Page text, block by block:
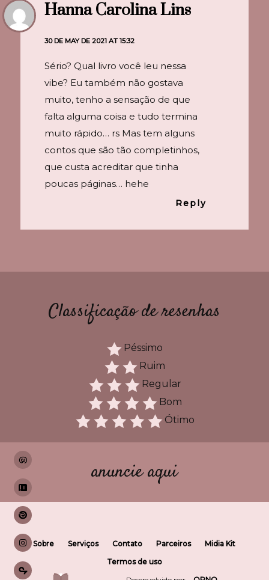
Hanna Carolina Lins
30 DE MAY DE 2021 AT 15:32
Sério? Qual livro você leu nessa
vibe? Eu também não gostava
muito, tenho a sensação de que
falta alguma coisa e tudo termina
muito rápido… rs Mas tem alguns
contos que são tão completinhos,
que custa acreditar que tinha
poucas páginas… hehe
Reply
Classificação de resenhas
Péssimo
Ruim
Regular
Bom
Ótimo
anuncie aqui
Sobre Serviços Contato Parceiros
Midia Kit
Termos de uso